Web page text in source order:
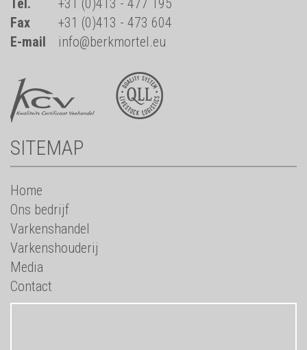
Tel.
+31 (0)413 - 477 195
Fax
+31 (0)413 - 473 604
E-mail
info@berkmortel.eu
SITEMAP
Home
Ons bedrijf
Varkenshandel
Varkenshouderij
Media
Contact